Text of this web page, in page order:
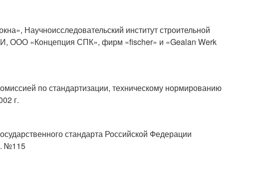
Научноисследовательский институт строительной
ООО «Концепция СПК», фирм «fischer» и «Gealan Werk
по стандартизации, техническому нормированию
г.
стандарта Российской Федерации
№115